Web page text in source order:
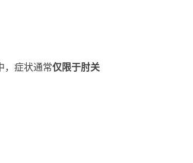
，症状通常仅限于肘关